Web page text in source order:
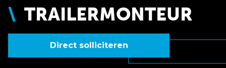
TRAILERMONTEUR
Direct solliciteren